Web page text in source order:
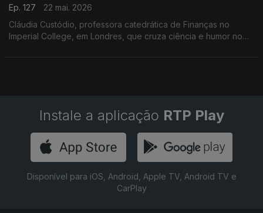
Ep. 127
22 mai. 2026
Cláudia Custódio, professora catedrática de Finanças no
Imperial College, em Londres, que cruza ciência e humor no
Instale a aplicação RTP Play
Disponível para iOS, Android, Apple TV, Android TV e
CarPlay